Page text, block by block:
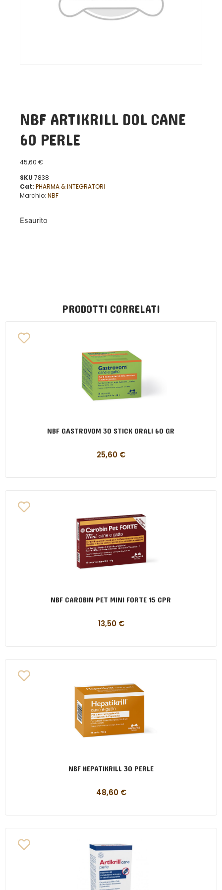
NBF ARTIKRILL DOL CANE
60 PERLE
45,60 €
SKU 7838
Cat: PHARMA & INTEGRATORI
Marchio: NBF
Esaurito
PRODOTTI CORRELATI
NBF GASTROVOM 30 STICK ORALI 60 GR
25,60 €
NBF CAROBIN PET MINI FORTE 15 CPR
13,50 €
NBF HEPATIKRILL 30 PERLE
48,60 €